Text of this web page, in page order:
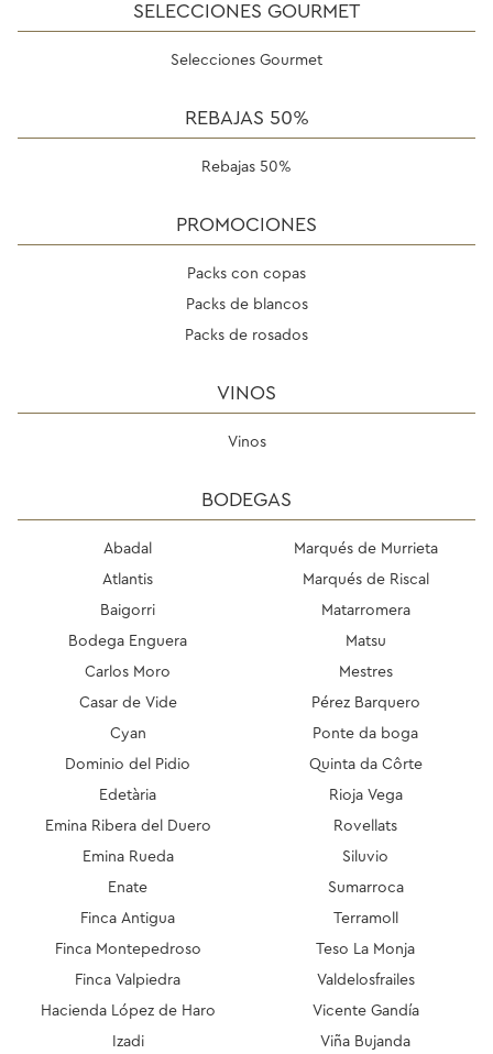
SELECCIONES GOURMET
Selecciones Gourmet
REBAJAS 50%
Rebajas 50%
PROMOCIONES
Packs con copas
Packs de blancos
Packs de rosados
VINOS
Vinos
BODEGAS
Abadal
Atlantis
Baigorri
Bodega Enguera
Carlos Moro
Casar de Vide
Cyan
Dominio del Pidio
Edetària
Emina Ribera del Duero
Emina Rueda
Enate
Finca Antigua
Finca Montepedroso
Finca Valpiedra
Hacienda López de Haro
Izadi
Marqués de Murrieta
Marqués de Riscal
Matarromera
Matsu
Mestres
Pérez Barquero
Ponte da boga
Quinta da Côrte
Rioja Vega
Rovellats
Siluvio
Sumarroca
Terramoll
Teso La Monja
Valdelosfrailes
Vicente Gandía
Viña Bujanda